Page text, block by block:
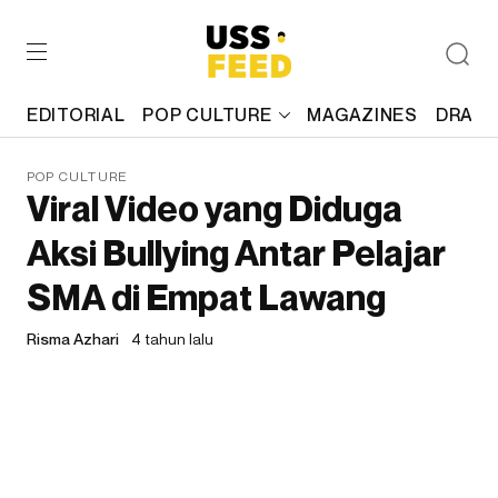
EDITORIAL POP CULTURE MAGAZINES
POP CULTURE
Viral Video yang Diduga
Aksi Bullying Antar Pelajar
SMA di Empat Lawang
Risma Azhari 4 tahun lalu